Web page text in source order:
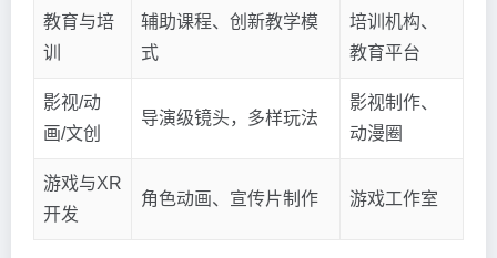
教育与培
训
辅助课程、创新教学模
式
培训机构、
教育平台
影视/动
画/文创
导演级镜头，多样玩法
影视制作、
动漫圈
游戏与XR
开发
角色动画、宣传片制作 游戏工作室